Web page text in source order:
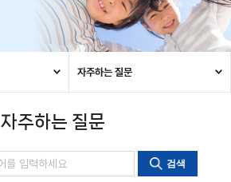
자주하는 질문
자주하는 질문
검색